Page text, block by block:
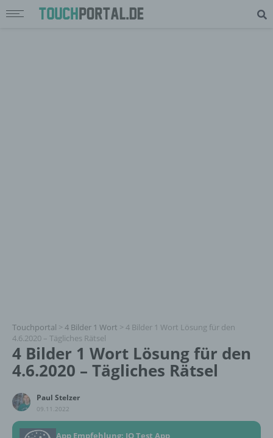
Touchportal > 4 Bilder 1 Wort > 4 Bilder 1 Wort Lösung für den
4.6.2020 – Tägliches Rätsel
4 Bilder 1 Wort Lösung für den
4.6.2020 – Tägliches Rätsel
Paul Stelzer
09.11.2022
App Empfehlung: IQ Test App